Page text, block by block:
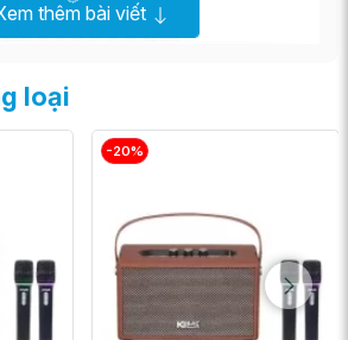
thêm bài viết
loại
-20%